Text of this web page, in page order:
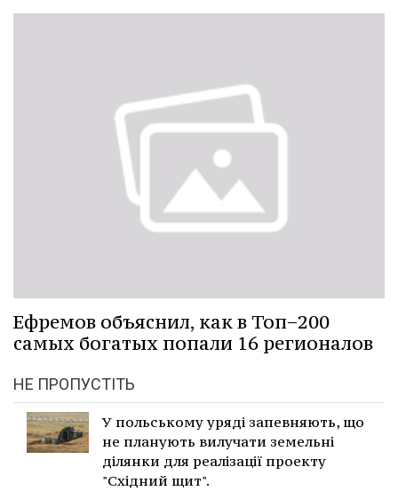
Ефремов объяснил, как в Топ−200
самых богатых попали 16 регионалов
НЕ ПРОПУСТІТЬ
У польському уряді запевняють, що
не планують вилучати земельні
ділянки для реалізації проекту
"Східний щит".